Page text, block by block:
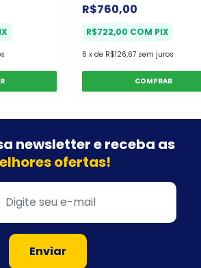
R$760,00
R$722,00 COM PIX
6 xde R$126,67 sem juros
COMPRAR
newsletter ereceba as
ofertas!